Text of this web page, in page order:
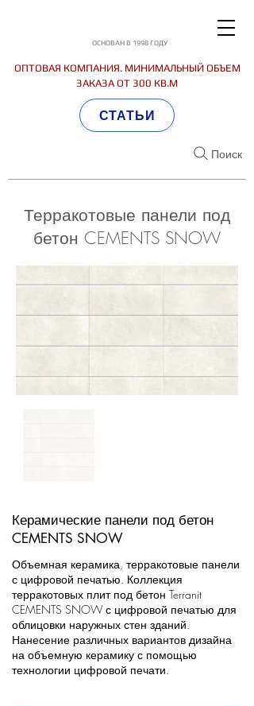
ОСНОВАН В 1998 ГОДУ
ОПТОВАЯ КОМПАНИЯ. МИНИМАЛЬНЫЙ ОБЪЕМ
ЗАКАЗА ОТ 300 КВ.М
Поиск
СТАТЬИ
Терракотовые панели под
бетон CEMENTS SNOW
Керамические панели под бетон
CEMENTS SNOW
Объемная керамика, терракотовые панели
с цифровой печатью. Коллекция
терракотовых плит под бетон Terranit
CEMENTS SNOW с цифровой печатью для
облицовки наружных стен зданий.
Нанесение различных вариантов дизайна
на объемную керамику с помощью
технологии цифровой печати.